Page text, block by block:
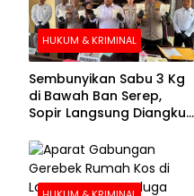
HUKUM & KRIMINAL
Sembunyikan Sabu 3 Kg
di Bawah Ban Serep,
Sopir Langsung Diangkut